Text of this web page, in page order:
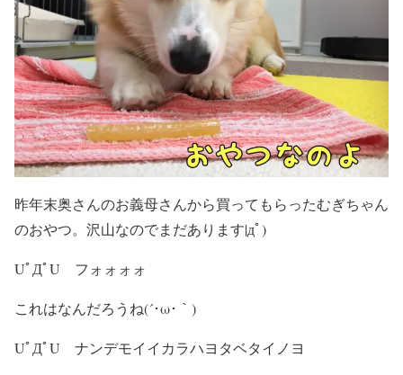
昨年末奥さんのお義母さんから買ってもらったむぎちゃん
のおやつ。沢山なのでまだあります|дﾟ)
UﾟДﾟU フォォォォ
これはなんだろうね(´･ω･｀)
UﾟДﾟU ナンデモイイカラハヨタベタイノヨ